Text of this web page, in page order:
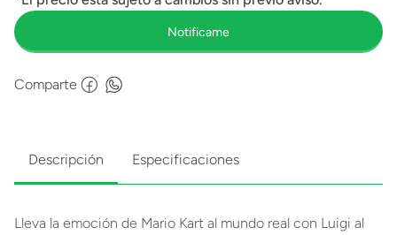
Comparte
Descripción Especificaciones
Lleva la emoción de Mario Kart al mundo real con Luigi al